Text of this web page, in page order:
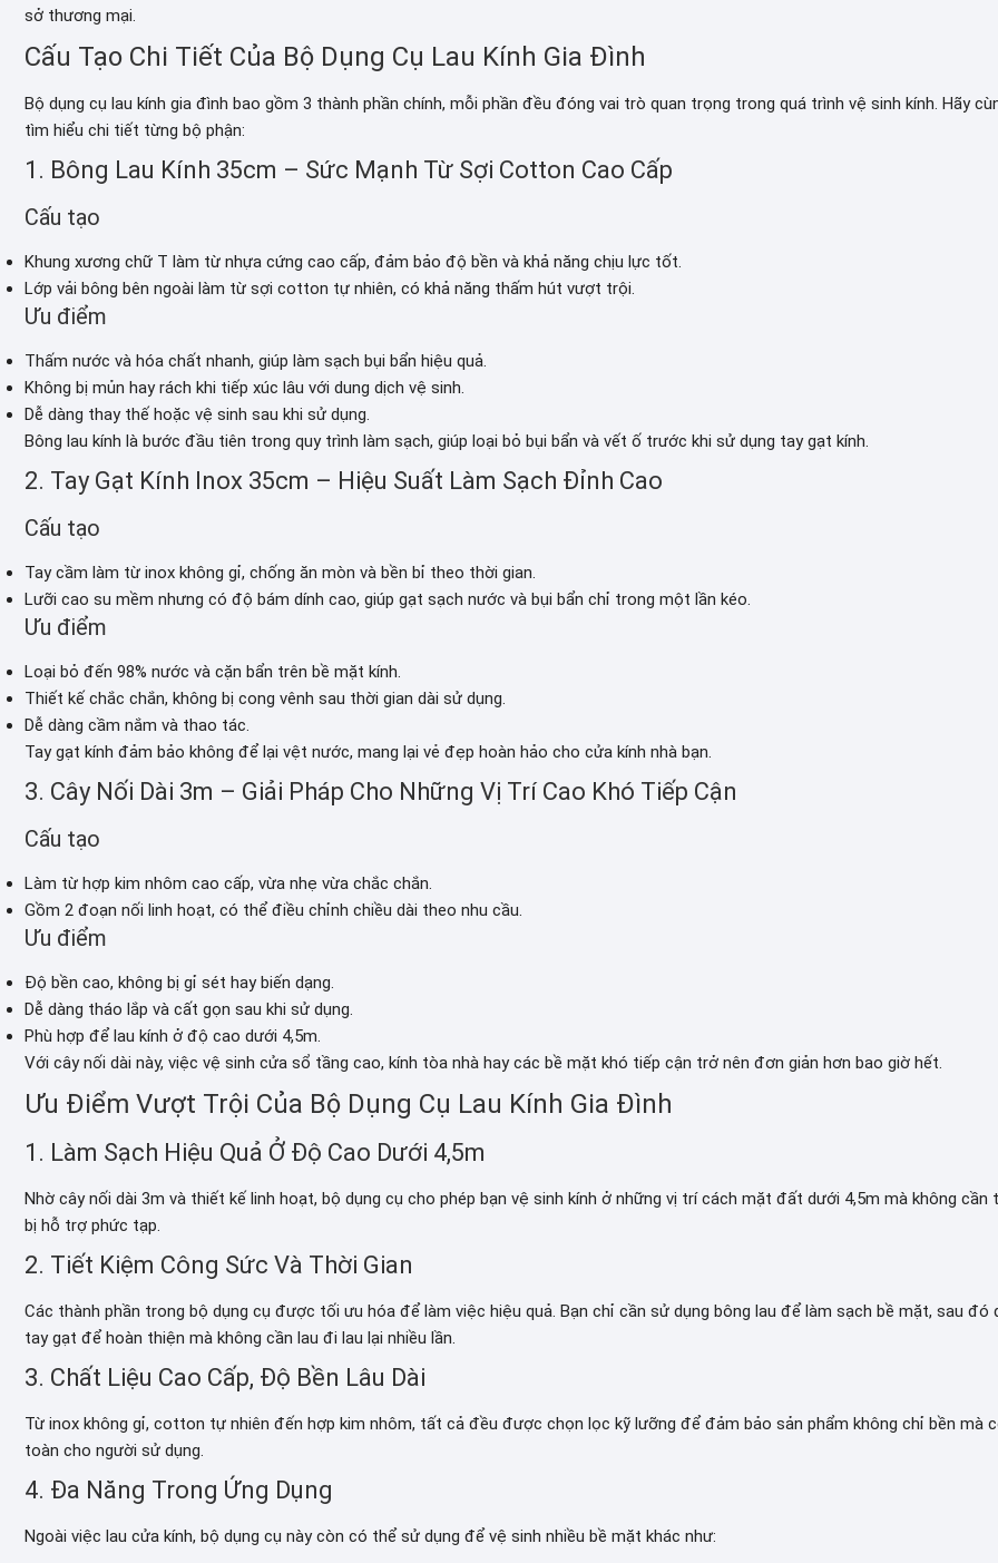
sở thương mại.
Cấu Tạo Chi Tiết Của Bộ Dụng Cụ Lau Kính Gia Đình
Bộ dụng cụ lau kính gia đình bao gồm 3 thành phần chính, mỗi phần đều đóng vai trò quan trọng trong quá trình vệ sinh kính. Hãy
tìm hiểu chi tiết từng bộ phận:
1. Bông Lau Kính 35cm – Sức Mạnh Từ Sợi Cotton Cao Cấp
Cấu tạo
Khung xương chữ T làm từ nhựa cứng cao cấp, đảm bảo độ bền và khả năng chịu lực tốt.
Lớp vải bông bên ngoài làm từ sợi cotton tự nhiên, có khả năng thấm hút vượt trội.
Ưu điểm
Thấm nước và hóa chất nhanh, giúp làm sạch bụi bẩn hiệu quả.
Không bị mủn hay rách khi tiếp xúc lâu với dung dịch vệ sinh.
Dễ dàng thay thế hoặc vệ sinh sau khi sử dụng.
Bông lau kính là bước đầu tiên trong quy trình làm sạch, giúp loại bỏ bụi bẩn và vết ố trước khi sử dụng tay gạt kính.
2. Tay Gạt Kính Inox 35cm – Hiệu Suất Làm Sạch Đỉnh Cao
Cấu tạo
Tay cầm làm từ inox không gỉ, chống ăn mòn và bền bỉ theo thời gian.
Lưỡi cao su mềm nhưng có độ bám dính cao, giúp gạt sạch nước và bụi bẩn chỉ trong một lần kéo.
Ưu điểm
Loại bỏ đến 98% nước và cặn bẩn trên bề mặt kính.
Thiết kế chắc chắn, không bị cong vênh sau thời gian dài sử dụng.
Dễ dàng cầm nắm và thao tác.
Tay gạt kính đảm bảo không để lại vệt nước, mang lại vẻ đẹp hoàn hảo cho cửa kính nhà bạn.
3. Cây Nối Dài 3m – Giải Pháp Cho Những Vị Trí Cao Khó Tiếp Cận
Cấu tạo
Làm từ hợp kim nhôm cao cấp, vừa nhẹ vừa chắc chắn.
Gồm 2 đoạn nối linh hoạt, có thể điều chỉnh chiều dài theo nhu cầu.
Ưu điểm
Độ bền cao, không bị gỉ sét hay biến dạng.
Dễ dàng tháo lắp và cất gọn sau khi sử dụng.
Phù hợp để lau kính ở độ cao dưới 4,5m.
Với cây nối dài này, việc vệ sinh cửa sổ tầng cao, kính tòa nhà hay các bề mặt khó tiếp cận trở nên đơn giản hơn bao giờ hết.
Ưu Điểm Vượt Trội Của Bộ Dụng Cụ Lau Kính Gia Đình
1. Làm Sạch Hiệu Quả Ở Độ Cao Dưới 4,5m
Nhờ cây nối dài 3m và thiết kế linh hoạt, bộ dụng cụ cho phép bạn vệ sinh kính ở những vị trí cách mặt đất dưới 4,5m mà không cần
bị hỗ trợ phức tạp.
2. Tiết Kiệm Công Sức Và Thời Gian
Các thành phần trong bộ dụng cụ được tối ưu hóa để làm việc hiệu quả. Bạn chỉ cần sử dụng bông lau để làm sạch bề mặt, sau đó
tay gạt để hoàn thiện mà không cần lau đi lau lại nhiều lần.
3. Chất Liệu Cao Cấp, Độ Bền Lâu Dài
Từ inox không gỉ, cotton tự nhiên đến hợp kim nhôm, tất cả đều được chọn lọc kỹ lưỡng để đảm bảo sản phẩm không chỉ bền mà
toàn cho người sử dụng.
4. Đa Năng Trong Ứng Dụng
Ngoài việc lau cửa kính, bộ dụng cụ này còn có thể sử dụng để vệ sinh nhiều bề mặt khác như: